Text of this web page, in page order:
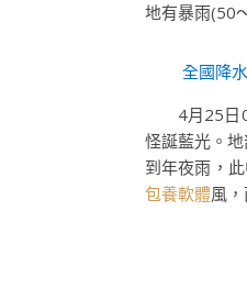
地有暴雨(50
全國降
4月25日
怪誕藍光。
到年夜雨，
包養軟體風